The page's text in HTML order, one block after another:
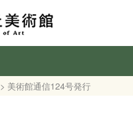
> 美術館通信124号発行